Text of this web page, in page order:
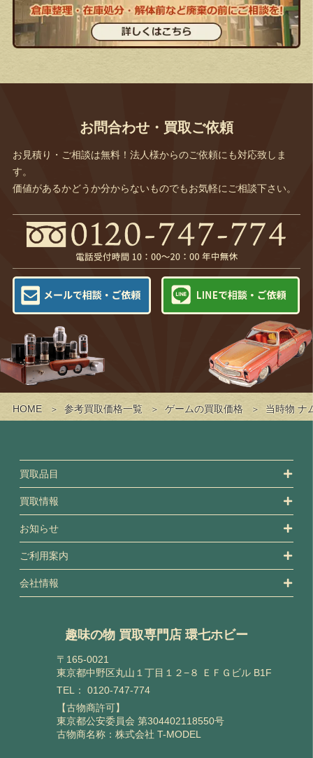
HOME 参考買取価格一覧 ゲームの買取価格 当時物 ナ
お問合わせ・買取ご依頼
お見積り・ご相談は無料！法人様からのご依頼にも対応致しま
す。
価値があるかどうか分からないものでもお気軽にご相談下さい。
買取品目
買取情報
お知らせ
ご利用案内
会社情報
趣味の物 買取専門店 環七ホビー
〒165-0021
東京都中野区丸山１丁目１２−８ ＥＦＧビル B1F
TEL： 0120-747-774
【古物商許可】
東京都公安委員会 第304402118550号
古物商名称：株式会社 T-MODEL